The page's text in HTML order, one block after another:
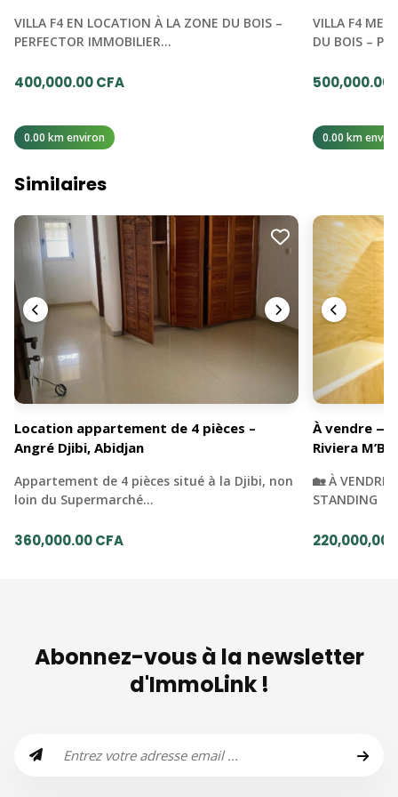
VILLA F4 EN LOCATION À LA ZONE DU BOIS –
PERFECTOR IMMOBILIER…
400,000.00 CFA
0.00 km environ
VILLA F4
DU BOIS –
500,000.00
0.00 km
Similaires
Location appartement de 4 pièces –
Angré Djibi, Abidjan
Appartement de 4 pièces situé à la Djibi, non
loin du Supermarché…
360,000.00 CFA
À vendre —
Riviera
🏡 À VENDRE
STANDING |
Abonnez-vous à la newsletter
d'ImmoLink !